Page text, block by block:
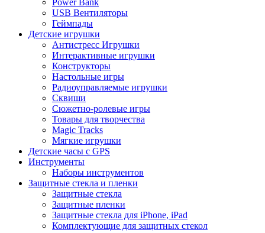
Power Bank
USB Вентиляторы
Геймпады
Детские игрушки
Антистресс Игрушки
Интерактивные игрушки
Конструкторы
Настольные игры
Радиоуправляемые игрушки
Сквиши
Сюжетно-ролевые игры
Товары для творчества
Magic Tracks
Мягкие игрушки
Детские часы с GPS
Инструменты
Наборы инструментов
Защитные стекла и пленки
Защитные стекла
Защитные пленки
Защитные стекла для iPhone, iPad
Комплектующие для защитных стекол